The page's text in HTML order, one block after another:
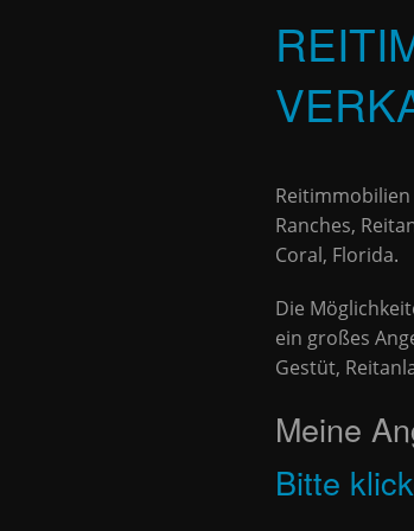
Ranches,
Coral, Florida.
Die
ein großes
Gestüt,
Meine
Bitte